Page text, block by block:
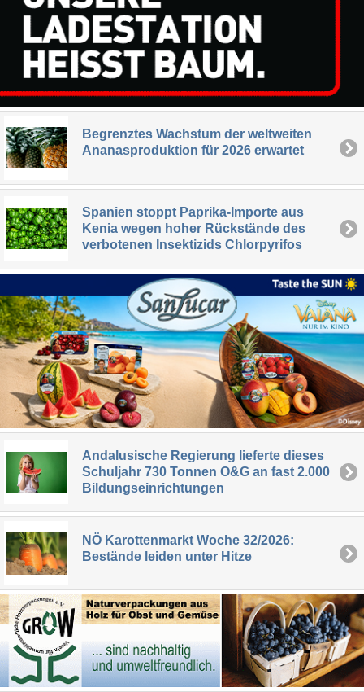
Begrenztes Wachstum der weltweiten
Ananasproduktion für 2026 erwartet
Spanien stoppt Paprika-Importe aus
Kenia wegen hoher Rückstände des
verbotenen Insektizids Chlorpyrifos
Andalusische Regierung lieferte dieses
Schuljahr 730 Tonnen O&G an fast 2.000
Bildungseinrichtungen
NÖ Karottenmarkt Woche 32/2026:
Bestände leiden unter Hitze